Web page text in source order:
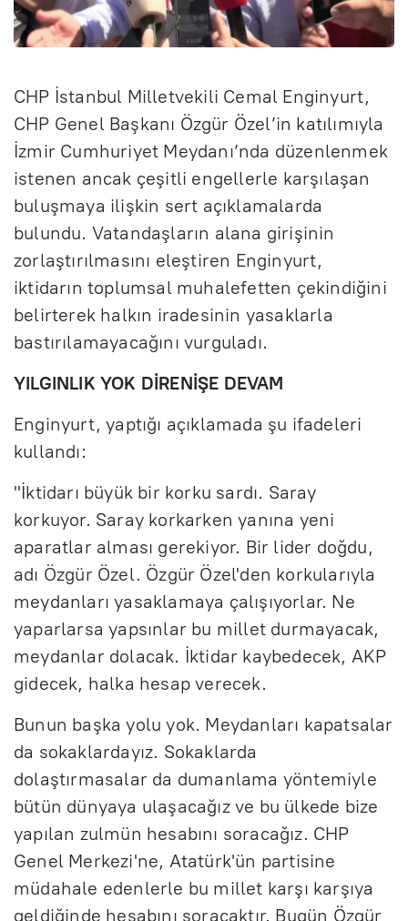
CHP İstanbul Milletvekili Cemal Enginyurt,
CHP Genel Başkanı Özgür Özel’in katılımıyla
İzmir Cumhuriyet Meydanı’nda düzenlenmek
istenen ancak çeşitli engellerle karşılaşan
buluşmaya ilişkin sert açıklamalarda
bulundu. Vatandaşların alana girişinin
zorlaştırılmasını eleştiren Enginyurt,
iktidarın toplumsal muhalefetten çekindiğini
belirterek halkın iradesinin yasaklarla
bastırılamayacağını vurguladı.
YILGINLIK YOK DİRENİŞE DEVAM
Enginyurt, yaptığı açıklamada şu ifadeleri
kullandı:
"İktidarı büyük bir korku sardı. Saray
korkuyor. Saray korkarken yanına yeni
aparatlar alması gerekiyor. Bir lider doğdu,
adı Özgür Özel. Özgür Özel'den korkularıyla
meydanları yasaklamaya çalışıyorlar. Ne
yaparlarsa yapsınlar bu millet durmayacak,
meydanlar dolacak. İktidar kaybedecek, AKP
gidecek, halka hesap verecek.
Bunun başka yolu yok. Meydanları kapatsalar
da sokaklardayız. Sokaklarda
dolaştırmasalar da dumanlama yöntemiyle
bütün dünyaya ulaşacağız ve bu ülkede bize
yapılan zulmün hesabını soracağız. CHP
Genel Merkezi'ne, Atatürk'ün partisine
müdahale edenlerle bu millet karşı karşıya
geldiğinde hesabını soracaktır. Bugün Özgür